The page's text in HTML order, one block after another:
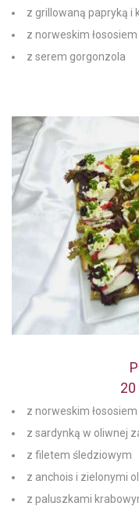
z grillowaną papryką i
z norweskim
z serem gorgonzola
z norweskim
z sardynką w oliwnej
z filetem śledziowym
z anchois i zielonymi
z paluszkami